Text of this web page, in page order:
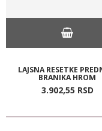
LAJSNA RESETKE
BRANIKA HROM
3.902,55 RSD